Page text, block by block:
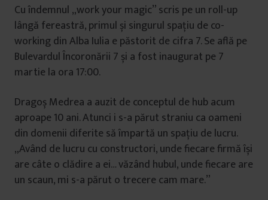
Cu îndemnul „work your magic” scris pe un roll-up
lângă fereastră, primul și singurul spațiu de co-
working din Alba Iulia e păstorit de cifra 7. Se află pe
Bulevardul Încoronării 7 și a fost inaugurat pe 7
martie la ora 17:00.
Dragoș Medrea a auzit de conceptul de hub acum
aproape 10 ani. Atunci i s-a părut straniu ca oameni
din domenii diferite să împartă un spațiu de lucru.
„Având de lucru cu constructori, unde fiecare firmă își
are câte o clădire a ei… văzând hubul, unde fiecare are
un scaun, mi s-a părut o trecere cam mare.”